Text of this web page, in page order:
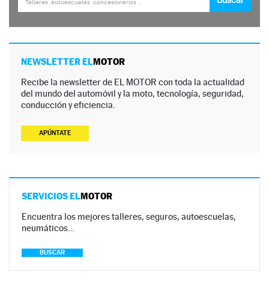
NEWSLETTER ELMOTOR
Recibe la newsletter de EL MOTOR con toda la actualidad
del mundo del automóvil y la moto, tecnología, seguridad,
conducción y eficiencia.
APÚNTATE
SERVICIOS ELMOTOR
Encuentra los mejores talleres, seguros, autoescuelas,
neumáticos…
BUSCAR